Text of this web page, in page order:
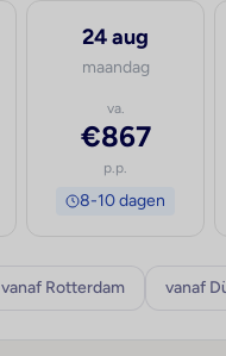
24 aug
maandag
va.
€867
p.p.
8-10 dagen
vanaf Rotterdam vanaf